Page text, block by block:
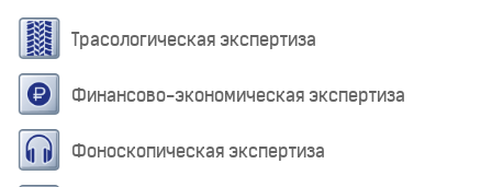
Трасологическая экспертиза
Финансово-экономическая экспертиза
Фоноскопическая экспертиза